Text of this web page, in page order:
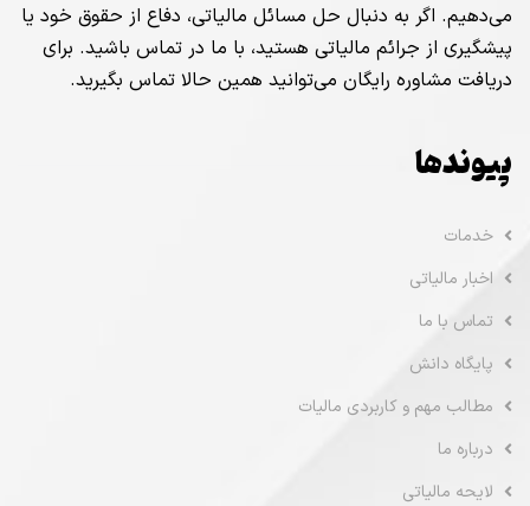
می‌دهیم. اگر به دنبال حل مسائل مالیاتی، دفاع از حقوق خود یا
پیشگیری از جرائم مالیاتی هستید، با ما در تماس باشید. برای
دریافت مشاوره رایگان می‌توانید همین حالا تماس بگیرید.
پیوندها
خدمات
اخبار مالیاتی
تماس با ما
پایگاه دانش
مطالب مهم و کاربردی مالیات
درباره ما
لایحه مالیاتی